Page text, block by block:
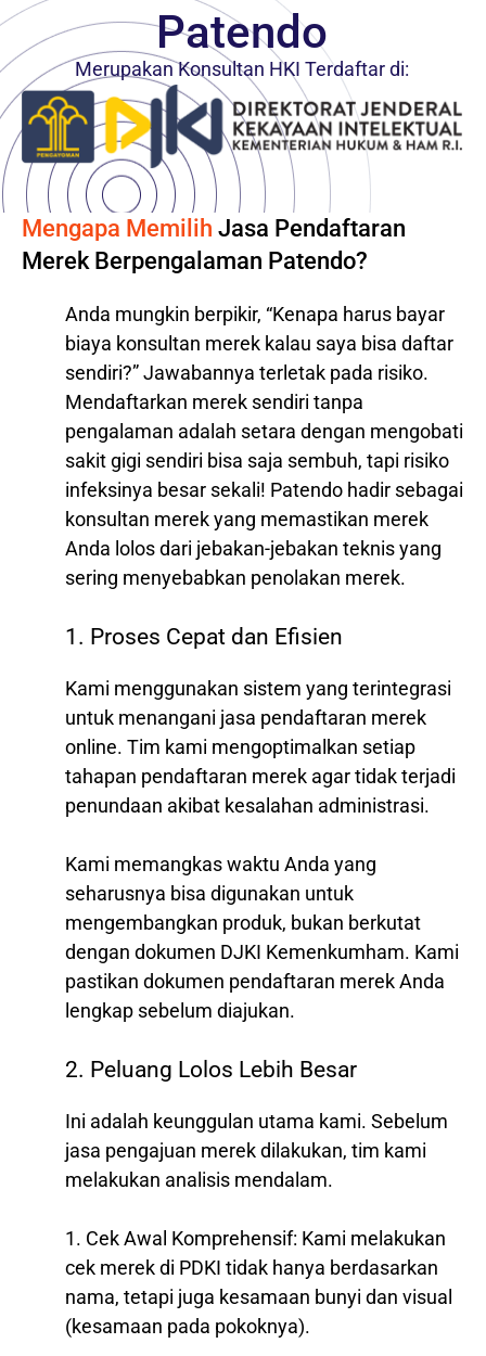
Patendo
Merupakan Konsultan HKI Terdaftar di:
Mengapa Memilih Jasa Pendaftaran
Merek Berpengalaman Patendo?
Anda mungkin berpikir, “Kenapa harus bayar
biaya konsultan merek kalau saya bisa daftar
sendiri?” Jawabannya terletak pada risiko.
Mendaftarkan merek sendiri tanpa
pengalaman adalah setara dengan mengobati
sakit gigi sendiri bisa saja sembuh, tapi risiko
infeksinya besar sekali! Patendo hadir sebagai
konsultan merek yang memastikan merek
Anda lolos dari jebakan-jebakan teknis yang
sering menyebabkan penolakan merek.
1. Proses Cepat dan Efisien
Kami menggunakan sistem yang terintegrasi
untuk menangani jasa pendaftaran merek
online. Tim kami mengoptimalkan setiap
tahapan pendaftaran merek agar tidak terjadi
penundaan akibat kesalahan administrasi.
Kami memangkas waktu Anda yang
seharusnya bisa digunakan untuk
mengembangkan produk, bukan berkutat
dengan dokumen DJKI Kemenkumham. Kami
pastikan dokumen pendaftaran merek Anda
lengkap sebelum diajukan.
2. Peluang Lolos Lebih Besar
Ini adalah keunggulan utama kami. Sebelum
jasa pengajuan merek dilakukan, tim kami
melakukan analisis mendalam.
1. Cek Awal Komprehensif: Kami melakukan
cek merek di PDKI tidak hanya berdasarkan
nama, tetapi juga kesamaan bunyi dan visual
(kesamaan pada pokoknya).